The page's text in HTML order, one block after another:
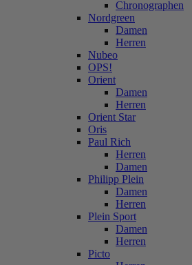
Chronographen
Nordgreen
Damen
Herren
Nubeo
OPS!
Orient
Damen
Herren
Orient Star
Oris
Paul Rich
Herren
Damen
Philipp Plein
Damen
Herren
Plein Sport
Damen
Herren
Picto